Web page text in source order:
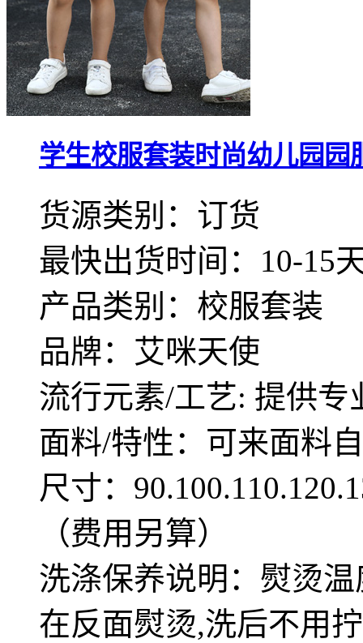
学生校服套装时尚幼儿园园
货源类别：订货
最快出货时间：10-15
产品类别：校服套装
品牌：艾咪天使
流行元素/工艺: 提供专
面料/特性：可来面料
尺寸：
（费用另算）
洗涤保养说明：熨烫
在反面熨烫,洗后不用